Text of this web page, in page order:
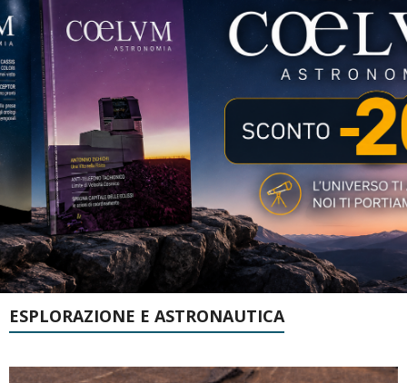
ESPLORAZIONE E ASTRONAUTICA